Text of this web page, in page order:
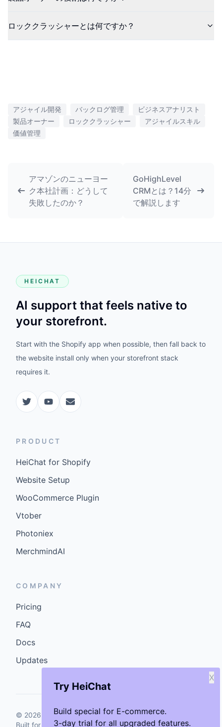
ロッククラッシャーとは何ですか？
Try HeiChat
Build special for E-commerce.
3-day trial for all upgraded features.
X
アジャイル開発 バックログ管理
ビジネスアナリスト
製品オーナー
ロッククラッシャー
アジャイルスキル
価値管理
アマゾンのニューヨー
ク本社計画：どうして
失敗したのか？
GoHighLevel
CRMとは？14分
で解説します
HEICHAT
AI support that feels native to
your storefront.
Start with the Shopify app when possible, then fall back to
the website install only when your storefront stack
requires it.
PRODUCT
HeiChat for Shopify
Website Setup
WooCommerce Plugin
Vtober
Photoniex
MerchmindAI
COMPANY
Pricing
FAQ
Docs
Updates
© 2026 GenCybers Inc. All rights reserved.
Built for storefronts that want faster answers and cleaner